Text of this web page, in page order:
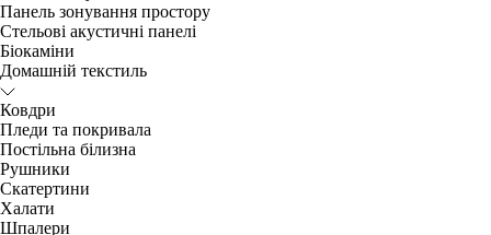
Панель зонування простору
Стельові акустичні панелі
Біокаміни
Домашній текстиль
Ковдри
Пледи та покривала
Постільна білизна
Рушники
Скатертини
Халати
Шпалери